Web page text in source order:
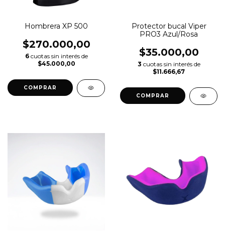
Hombrera XP 500
$270.000,00
6 cuotas sin interés de
$45.000,00
COMPRAR
Protector bucal Viper
PRO3 Azul/Rosa
$35.000,00
3 cuotas sin interés de
$11.666,67
COMPRAR